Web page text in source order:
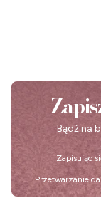
Bądź na
Zapisując
Przetwarzanie